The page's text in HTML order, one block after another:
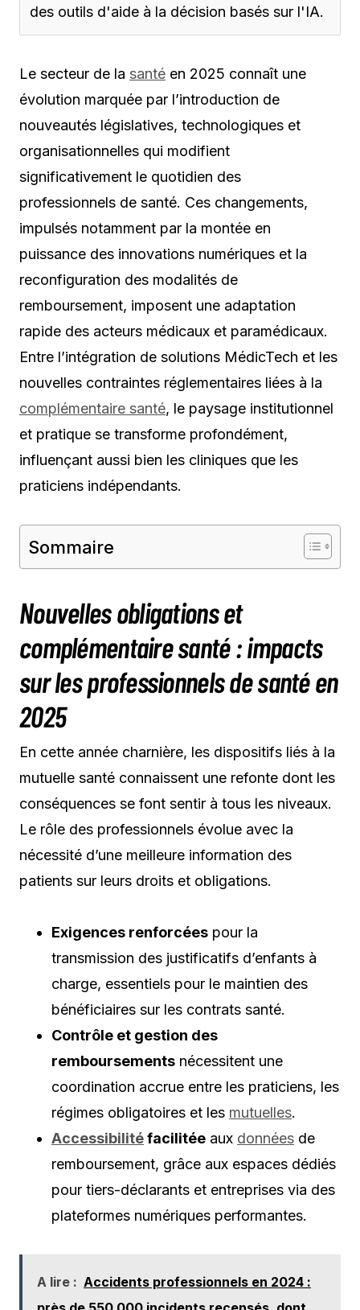
des outils d'aide à la décision basés sur l'IA.
Le secteur de la santé en 2025 connaît une
évolution marquée par l’introduction de
nouveautés législatives, technologiques et
organisationnelles qui modifient
significativement le quotidien des
professionnels de santé. Ces changements,
impulsés notamment par la montée en
puissance des innovations numériques et la
reconfiguration des modalités de
remboursement, imposent une adaptation
rapide des acteurs médicaux et paramédicaux.
Entre l’intégration de solutions MédicTech et les
nouvelles contraintes réglementaires liées à la
complémentaire santé, le paysage institutionnel
et pratique se transforme profondément,
influençant aussi bien les cliniques que les
praticiens indépendants.
Sommaire
Nouvelles obligations et
complémentaire santé : impacts
sur les professionnels de santé en
2025
En cette année charnière, les dispositifs liés à la
mutuelle santé connaissent une refonte dont les
conséquences se font sentir à tous les niveaux.
Le rôle des professionnels évolue avec la
nécessité d’une meilleure information des
patients sur leurs droits et obligations.
Exigences renforcées pour la
transmission des justificatifs d’enfants à
charge, essentiels pour le maintien des
bénéficiaires sur les contrats santé.
Contrôle et gestion des
remboursements nécessitent une
coordination accrue entre les praticiens, les
régimes obligatoires et les mutuelles.
Accessibilitéfacilitée aux données de
remboursement, grâce aux espaces dédiés
pour tiers-déclarants et entreprises via des
plateformes numériques performantes.
A lire : Accidents professionnels en 2024 :